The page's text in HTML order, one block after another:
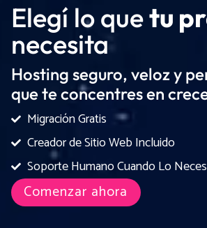
Elegí lo quetu
necesita
Hosting seguro, veloz y
que te concentres en
Migración Gratis
Creador de Sitio Web Incluido
Soporte Humano Cuando Lo
Comenzar ahora